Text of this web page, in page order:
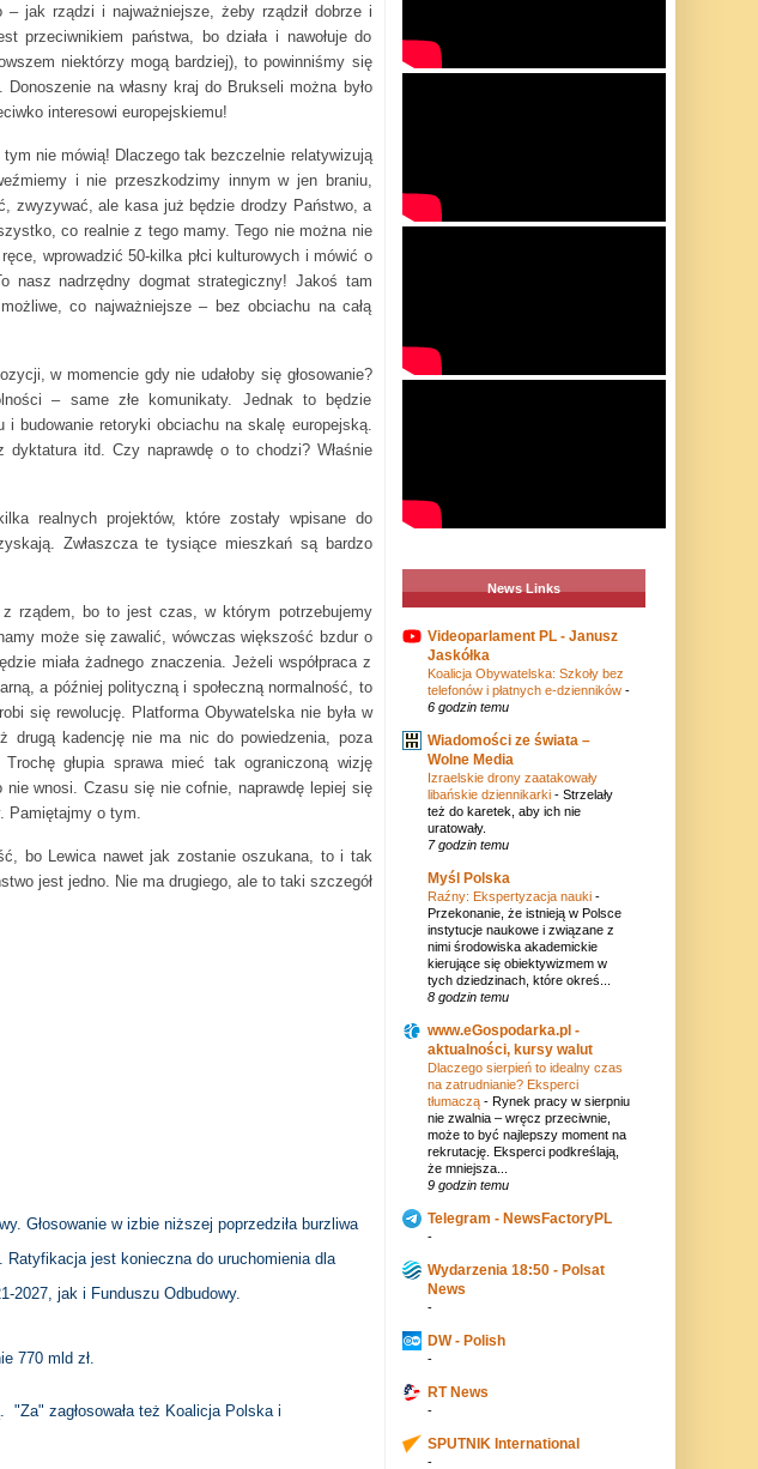
jak rządzi i najważniejsze, żeby rządził dobrze i
przeciwnikiem państwa, bo działa i nawołuje do
niektórzy mogą bardziej), to powinniśmy się
na własny kraj do Brukseli można było
interesowi europejskiemu!
nie mówią! Dlaczego tak bezczelnie relatywizują
i nie przeszkodzimy innym w jen braniu,
zwyzywać, ale kasa już będzie drodzy Państwo, a
co realnie z tego mamy. Tego nie można nie
wprowadzić 50-kilka płci kulturowych i mówić o
nasz nadrzędny dogmat strategiczny! Jakoś tam
co najważniejsze – bez obciachu na całą
w momencie gdy nie udałoby się głosowanie?
– same złe komunikaty. Jednak to będzie
budowanie retoryki obciachu na skalę europejską.
itd. Czy naprawdę o to chodzi? Właśnie
realnych projektów, które zostały wpisane do
Zwłaszcza te tysiące mieszkań są bardzo
z rządem, bo to jest czas, w którym potrzebujemy
może się zawalić, wówczas większość bzdur o
miała żadnego znaczenia. Jeżeli współpraca z
a później polityczną i społeczną normalność, to
się rewolucję. Platforma Obywatelska nie była w
drugą kadencję nie ma nic do powiedzenia, poza
głupia sprawa mieć tak ograniczoną wizję
wnosi. Czasu się nie cofnie, naprawdę lepiej się
Pamiętajmy o tym.
bo Lewica nawet jak zostanie oszukana, to i tak
jest jedno. Nie ma drugiego, ale to taki szczegół
Głosowanie w izbie niższej poprzedziła burzliwa
jest konieczna do uruchomienia dla
2027, jak i Funduszu Odbudowy.
770 mld zł.
zagłosowała też Koalicja Polska i
News Links
Videoparlament PL - Janusz
Jaskółka
Koalicja Obywatelska: Szkoły bez
telefonów i płatnych e-dzienników -
6 godzin temu
Wiadomości ze świata –
Wolne Media
Izraelskie drony zaatakowały
libańskie dziennikarki - Strzelały
też do karetek, aby ich nie
uratowały.
7 godzin temu
Myśl Polska
Raźny: Ekspertyzacja nauki -
Przekonanie, że istnieją w Polsce
instytucje naukowe i związane z
nimi środowiska akademickie
kierujące się obiektywizmem w
tych dziedzinach, które okreś...
8 godzin temu
www.eGospodarka.pl -
aktualności, kursy walut
Dlaczego sierpień to idealny czas
na zatrudnianie? Eksperci
tłumaczą - Rynek pracy w sierpniu
nie zwalnia – wręcz przeciwnie,
może to być najlepszy moment na
rekrutację. Eksperci podkreślają,
że mniejsza...
9 godzin temu
Telegram - NewsFactoryPL
-
Wydarzenia 18:50 - Polsat
News
-
DW - Polish
-
RT News
-
SPUTNIK International
-